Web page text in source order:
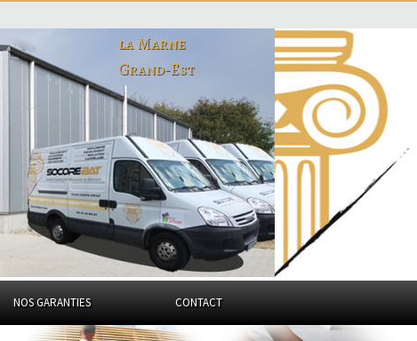
la Marne
Grand-Est
NOS GARANTIES CONTACT